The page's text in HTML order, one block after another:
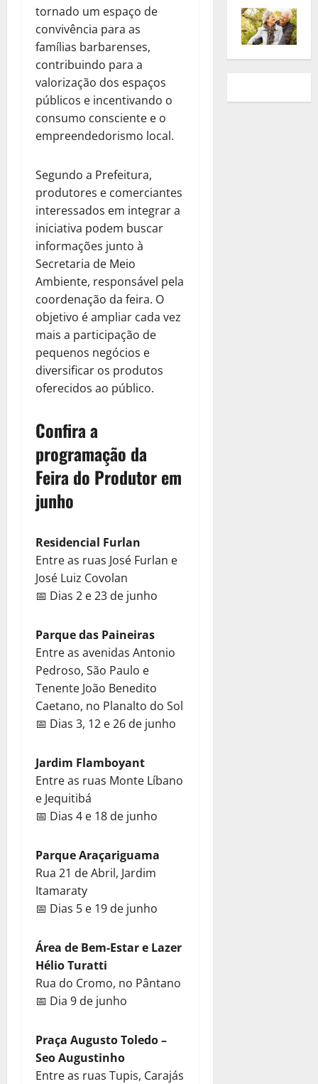
tornado um espaço de
convivência para as
famílias barbarenses,
contribuindo para a
valorização dos espaços
públicos e incentivando o
consumo consciente e o
empreendedorismo local.
Segundo a Prefeitura,
produtores e comerciantes
interessados em integrar a
iniciativa podem buscar
informações junto à
Secretaria de Meio
Ambiente, responsável pela
coordenação da feira. O
objetivo é ampliar cada vez
mais a participação de
pequenos negócios e
diversificar os produtos
oferecidos ao público.
Confira a
programação da
Feira do Produtor em
junho
Residencial Furlan
Entre as ruas José Furlan e
José Luiz Covolan
📅 Dias 2 e 23 de junho
Parque das Paineiras
Entre as avenidas Antonio
Pedroso, São Paulo e
Tenente João Benedito
Caetano, no Planalto do Sol
📅 Dias 3, 12 e 26 de junho
Jardim Flamboyant
Entre as ruas Monte Líbano
e Jequitibá
📅 Dias 4 e 18 de junho
Parque Araçariguama
Rua 21 de Abril, Jardim
Itamaraty
📅 Dias 5 e 19 de junho
Área de Bem-Estar e Lazer
Hélio Turatti
Rua do Cromo, no Pântano
📅 Dia 9 de junho
Praça Augusto Toledo –
Seo Augustinho
Entre as ruas Tupis, Carajás